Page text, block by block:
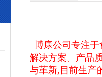
博康公司专注于
解决方案。产品
与革新,目前生产